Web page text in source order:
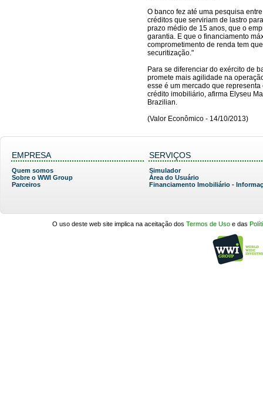
O banco fez até uma pesquisa
créditos que serviriam de lastro
prazo médio de 15 anos, que o
garantia. E que o financiamento
comprometimento de renda tem
securitização."
Para se diferenciar do exército de
promete mais agilidade na
esse é um mercado que
crédito imobiliário, afirma Elyseu
Brazilian.
(Valor Econômico - 14/10/2013)
EMPRESA SERVIÇOS
Quem somos
Sobre o WWI Group
Parceiros
Simulador
Área do Usuário
Financiamento Imobiliário -
O uso deste web site implica na aceitação dos Termos de Uso e das